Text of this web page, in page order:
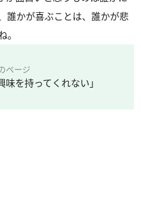
誰かが喜ぶことは、誰かが悲
。
ページ
味を持ってくれない」